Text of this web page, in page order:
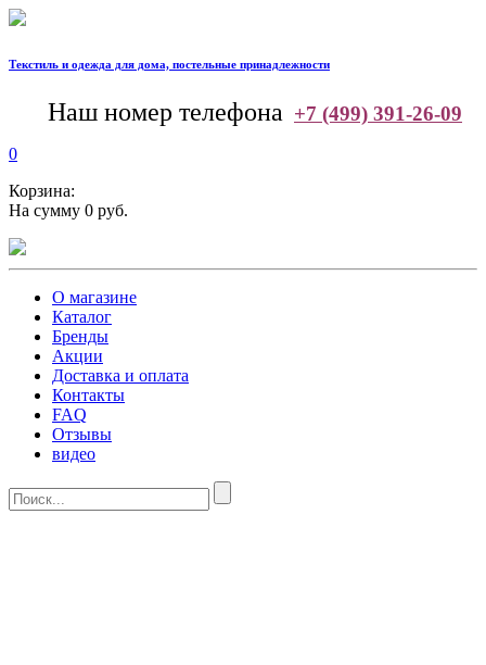
Текстиль и одежда для дома, постельные принадлежности
Наш номер телефона +7 (499) 391-26-09
0
Корзина:
На сумму 0 руб.
О магазине
Каталог
Бренды
Акции
Доставка и оплата
Контакты
FAQ
Отзывы
видео